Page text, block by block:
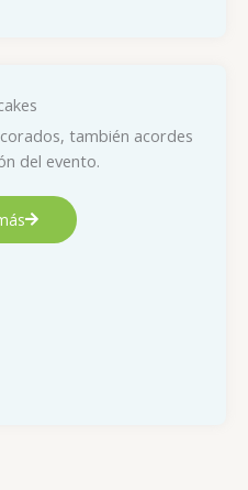
también acordes
del evento.